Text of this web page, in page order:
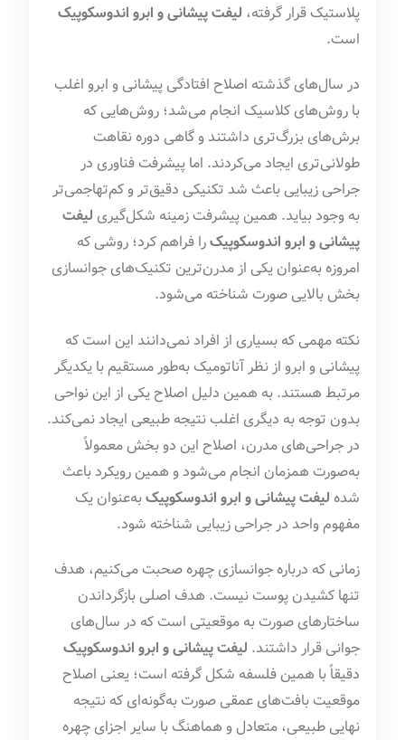
پلاستیک قرار گرفته، لیفت پیشانی و ابرو اندوسکوپیک
است.
در سال‌های گذشته اصلاح افتادگی پیشانی و ابرو اغلب
با روش‌های کلاسیک انجام می‌شد؛ روش‌هایی که
برش‌های بزرگ‌تری داشتند و گاهی دوره نقاهت
طولانی‌تری ایجاد می‌کردند. اما پیشرفت فناوری در
جراحی زیبایی باعث شد تکنیکی دقیق‌تر و کم‌تهاجمی‌تر
به وجود بیاید. همین پیشرفت زمینه شکل‌گیری لیفت
پیشانی و ابرو اندوسکوپیکرا فراهم کرد؛ روشی که
امروزه به‌عنوان یکی از مدرن‌ترین تکنیک‌های جوانسازی
بخش بالایی صورت شناخته می‌شود.
نکته مهمی که بسیاری از افراد نمی‌دانند این است که
پیشانی و ابرو از نظر آناتومیک به‌طور مستقیم با یکدیگر
مرتبط هستند. به همین دلیل اصلاح یکی از این نواحی
بدون توجه به دیگری اغلب نتیجه طبیعی ایجاد نمی‌کند.
در جراحی‌های مدرن، اصلاح این دو بخش معمولاً
به‌صورت همزمان انجام می‌شود و همین رویکرد باعث
شده لیفت پیشانی و ابرو اندوسکوپیکبه‌عنوان یک
مفهوم واحد در جراحی زیبایی شناخته شود.
زمانی که درباره جوانسازی چهره صحبت می‌کنیم، هدف
تنها کشیدن پوست نیست. هدف اصلی بازگرداندن
ساختارهای صورت به موقعیتی است که در سال‌های
جوانی قرار داشتند. لیفت پیشانی و ابرو اندوسکوپیک
دقیقاً با همین فلسفه شکل گرفته است؛ یعنی اصلاح
موقعیت بافت‌های عمقی صورت به‌گونه‌ای که نتیجه
نهایی طبیعی، متعادل و هماهنگ با سایر اجزای چهره